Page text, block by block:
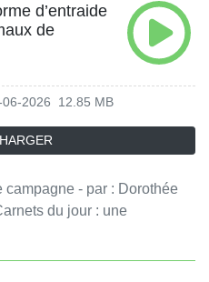
vous sur Radio France
d’entraide
de
06-2026 12.85 MB
du jour : une